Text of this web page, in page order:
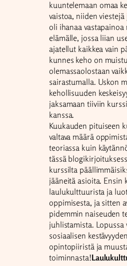
kuuntelemaan omaa
vaistoa, niiden viestejä
oli ihanaa vastapainoa
elämälle, jossa liian
ajatellut kaikkea vain
kunnes keho on
olemassaolostaan
sairastumalla. Uskon
kehollisuuden
jaksamaan tiiviin
kanssa.
Kuukauden pituiseen
valtava määrä
teoriassa kuin
tässä
kurssilta
jääneitä asioita. Ensin
laulukulttuurista ja
oppimisesta, ja sitten
pidemmin naiseuden
juhlistamista. Lopussa
sosiaalisen kestävyyden
opintopiiristä ja
toiminnasta!